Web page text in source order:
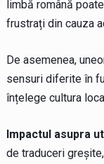
limbă română
frustrați din cauza
De asemenea,
sensuri diferite în
înțelege cultura
Impactul asupra
de traduceri